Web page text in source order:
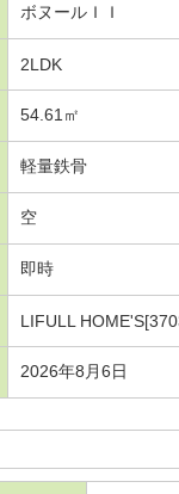
ボヌールＩＩ
2LDK
54.61㎡
軽量鉄骨
空
即時
LIFULL
2026年8月6日